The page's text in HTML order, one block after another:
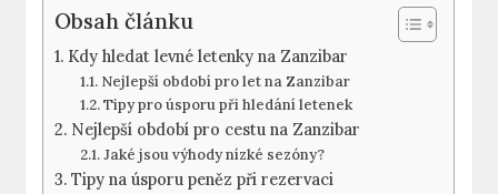
Obsah článku
Kdy hledat levné letenky na Zanzibar
Nejlepší období pro let na Zanzibar
Tipy pro úsporu při hledání letenek
Nejlepší období pro cestu na Zanzibar
Jaké jsou výhody nízké sezóny?
Tipy na úsporu peněz při rezervaci